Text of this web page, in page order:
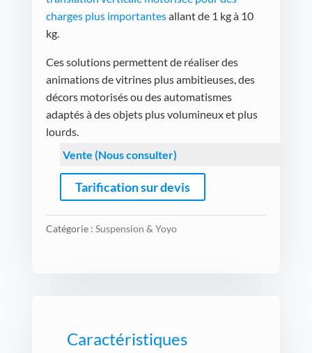
charges plus importantesallant de 1 kg à 10
kg.
Ces solutions permettent de réaliser des
animations de vitrines plus ambitieuses, des
décors motorisés ou des automatismes
adaptés à des objets plus volumineux et plus
lourds.
Vente (Nous consulter)
Tarification sur devis
Catégorie : Suspension & Yoyo
Caractéristiques